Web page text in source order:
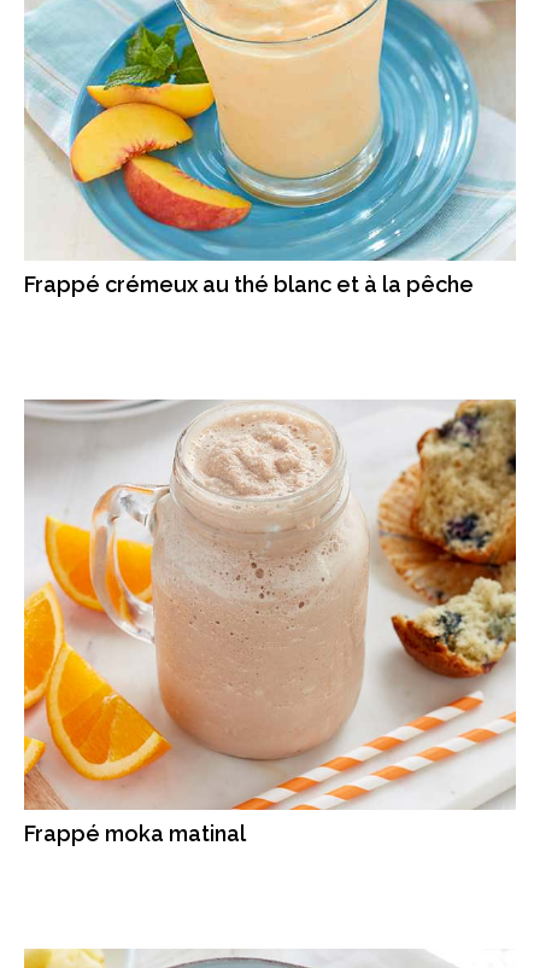
Frappé crémeux au thé blanc et à la pêche
Frappé moka matinal